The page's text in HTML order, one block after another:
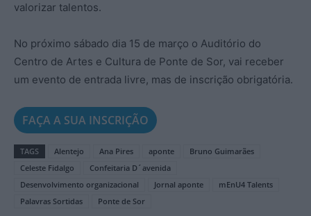
valorizar talentos.
No próximo sábado dia 15 de março o Auditório do
Centro de Artes e Cultura de Ponte de Sor, vai receber
um evento de entrada livre, mas de inscrição obrigatória.
FAÇA A SUA INSCRIÇÃO
TAGS Alentejo Ana Pires aponte
Bruno Guimarães
Celeste Fidalgo
Confeitaria D´avenida
Desenvolvimento organizacional
Jornal aponte
mEnU4 Talents
Palavras Sortidas
Ponte de Sor